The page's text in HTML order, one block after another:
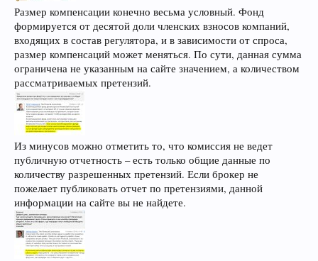
Размер компенсации конечно весьма условный. Фонд
формируется от десятой доли членских взносов компаний,
входящих в состав регулятора, и в зависимости от спроса,
размер компенсаций может меняться. По сути, данная сумма
ограничена не указанным на сайте значением, а количеством
рассматриваемых претензий.
Из минусов можно отметить то, что комиссия не ведет
публичную отчетность – есть только общие данные по
количеству разрешенных претензий. Если брокер не
пожелает публиковать отчет по претензиями, данной
информации на сайте вы не найдете.